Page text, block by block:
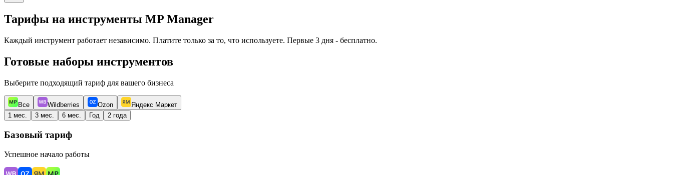
Тарифы на инструменты MP Manager
Каждый инструмент работает независимо. Платите только за то, что используете. Первые 3 дня - бесплатно.
Готовые наборы инструментов
Выберите подходящий тариф для вашего бизнеса
Все Wildberries Ozon
Яндекс Маркет
1 мес.
3 мес. 6 мес. Год 2 года
Базовый тариф
Успешное начало работы